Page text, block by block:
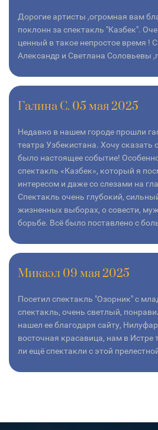
Дорогие артисты ,огромная вам
поклонн за спектакль "Казбек".
ценный в такое непростое время !
Александр и Светлана Соловьевы
Галина С. 05 мая 2025
Недавно в нашем городе прошли
театра Узбекистана. Хочу сказать
было настоящее событие!
спектакль «Казбек», который я
интересом и даже со слезами на
Спектакль очень глубокий,
жизненных выборах, о совести,
борьбе. Всё было поставлено с
Микаэл 09 мая 2025
Посетил спектакль "Озорник" с
спектакль, очень светлый,
нашел ее благодаря сайту,
восточная красавица, нам в Истре
ли ещё спектакли с этой